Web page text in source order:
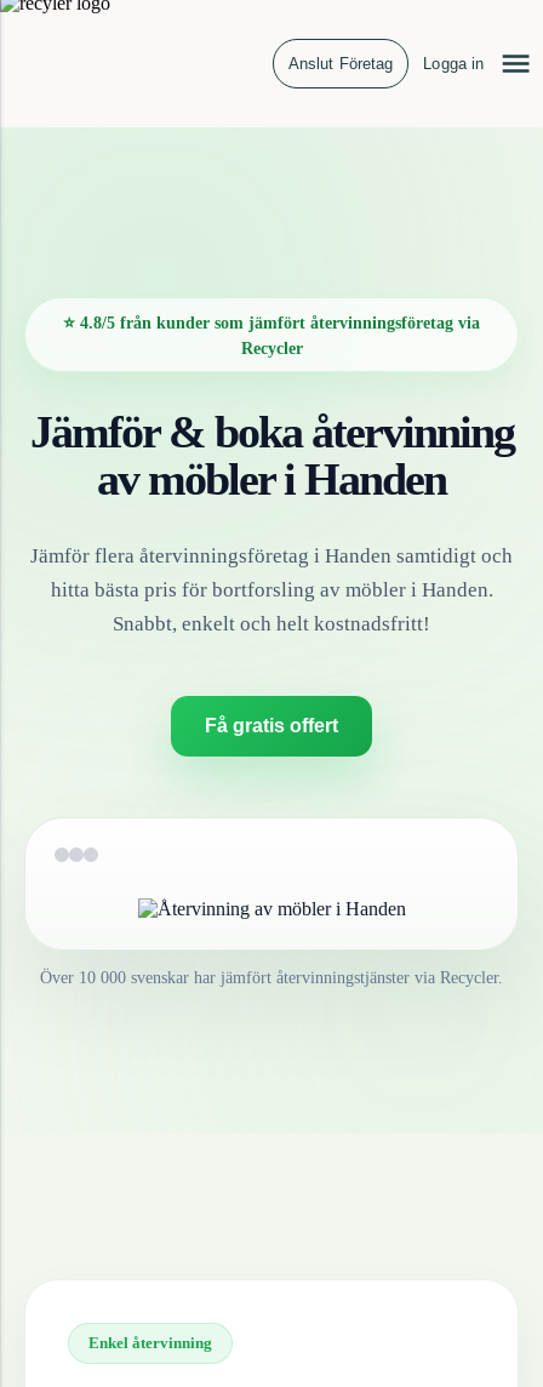
Anslut Företag Logga in
⭐ 4.8/5 från kunder som jämfört återvinningsföretag via
Recycler
Jämför & boka återvinning
avmöbleriHanden
Jämför flera återvinningsföretag i Handen samtidigt och
hitta bästa pris för bortforsling av möbleri Handen.
Snabbt, enkelt och helt kostnadsfritt!
Få gratis offert
Över 10 000 svenskar har jämfört återvinningstjänster via Recycler.
Enkel återvinning